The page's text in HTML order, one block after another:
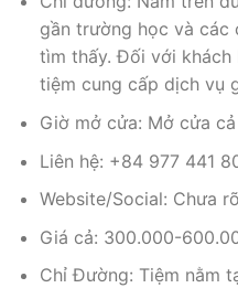
gần trường học và các
tìm thấy. Đối với khách
tiệm cung cấp dịch vụ
Giờ mở cửa: Mở cửa
Liên hệ: +84 977 441
Website/Social: Chưa rõ
Giá cả: 300.000-
Chỉ Đường: Tiệm nằm